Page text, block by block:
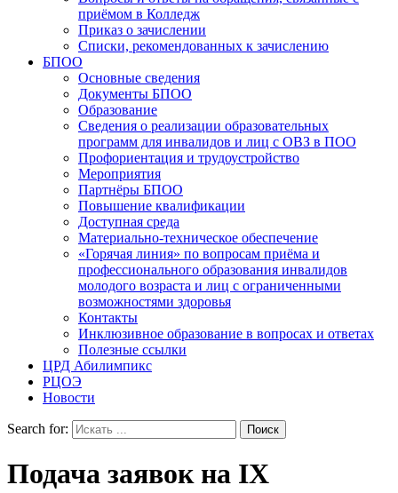
приёмом в Колледж
Приказ о зачислении
Списки, рекомендованных к зачислению
БПОО
Основные сведения
Документы БПОО
Образование
Сведения о реализации образовательных
программ для инвалидов и лиц с ОВЗ в ПОО
Профориентация и трудоустройство
Мероприятия
Партнёры БПОО
Повышение квалификации
Доступная среда
Материально-техническое обеспечение
«Горячая линия» по вопросам приёма и
профессионального образования инвалидов
молодого возраста и лиц с ограниченными
возможностями здоровья
Контакты
Инклюзивное образование в вопросах и ответах
Полезные ссылки
ЦРД Абилимпикс
РЦОЭ
Новости
Search for:
Подача заявок на IX